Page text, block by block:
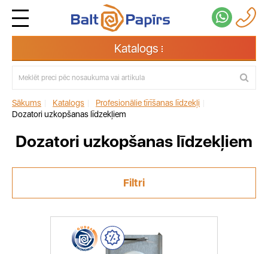
Katalogs
Sākums Katalogs Profesionālie tīrīšanas līdzekļi
Dozatori uzkopšanas līdzekļiem
Dozatori uzkopšanas līdzekļiem
Filtri